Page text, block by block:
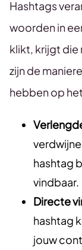
Hashtags
woorden in
klikt, krijgt die
zijn de
hebben op
hashtag
vindbaar.
Directe
hashtag
jouw